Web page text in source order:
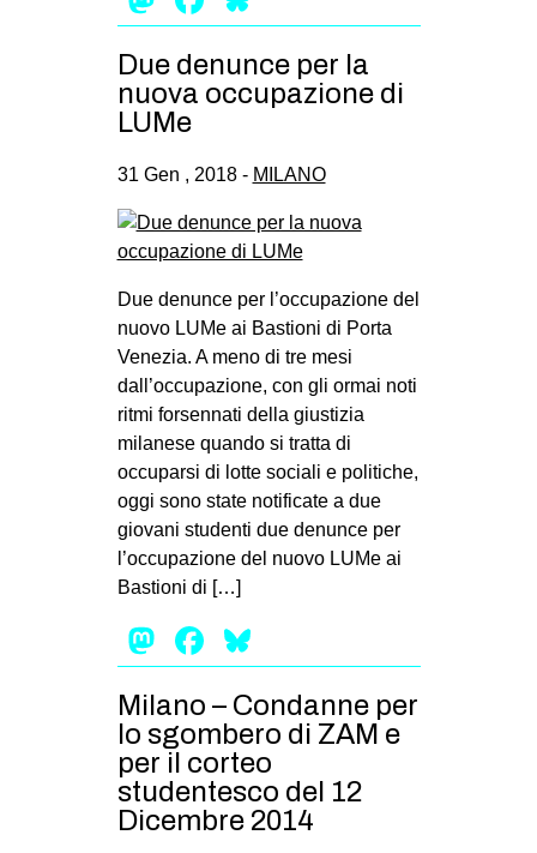
Due denunce per la
nuova occupazione di
LUMe
31 Gen , 2018 - MILANO
Due denunce per l’occupazione del
nuovo LUMe ai Bastioni di Porta
Venezia. A meno di tre mesi
dall’occupazione, con gli ormai noti
ritmi forsennati della giustizia
milanese quando si tratta di
occuparsi di lotte sociali e politiche,
oggi sono state notificate a due
giovani studenti due denunce per
l’occupazione del nuovo LUMe ai
Bastioni di […]
Mastodon
Facebook
Milano – Condanne per
lo sgombero di ZAM e
per il corteo
studentesco del 12
Dicembre 2014